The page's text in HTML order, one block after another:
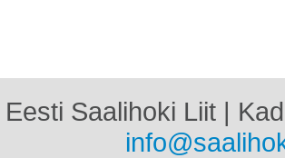
Saalihoki Liit |